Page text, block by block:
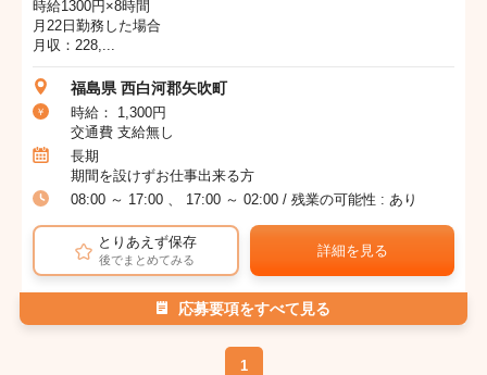
時給1300円×8時間
月22日勤務した場合
月収：228,...
福島県 西白河郡矢吹町
時給： 1,300円
交通費 支給無し
長期
期間を設けずお仕事出来る方
08:00 ～ 17:00 、 17:00 ～ 02:00 / 残業の可能性 : あり
とりあえず保存
後でまとめてみる
詳細を見る
応募要項をすべて見る
1